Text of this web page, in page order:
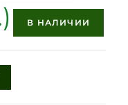
В НАЛИЧИИ